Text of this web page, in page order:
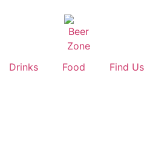
Drinks Food Find Us